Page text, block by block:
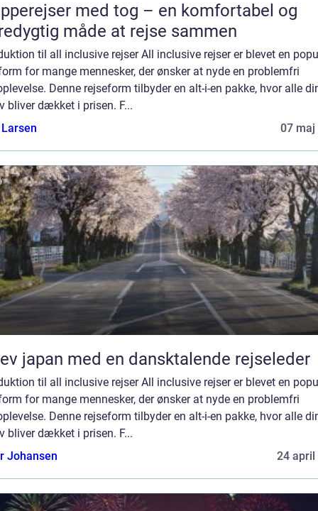
med tog – en komfortabel og
måde at rejse sammen
til all inclusive rejser All inclusive rejser er blevet en
for mange mennesker, der ønsker at nyde en problemfri
Denne rejseform tilbyder en alt-i-en pakke, hvor alle
bliver dækket i prisen. F...
07 maj
japan med en dansktalende rejseleder
til all inclusive rejser All inclusive rejser er blevet en
for mange mennesker, der ønsker at nyde en problemfri
Denne rejseform tilbyder en alt-i-en pakke, hvor alle
bliver dækket i prisen. F...
Johansen
24 april